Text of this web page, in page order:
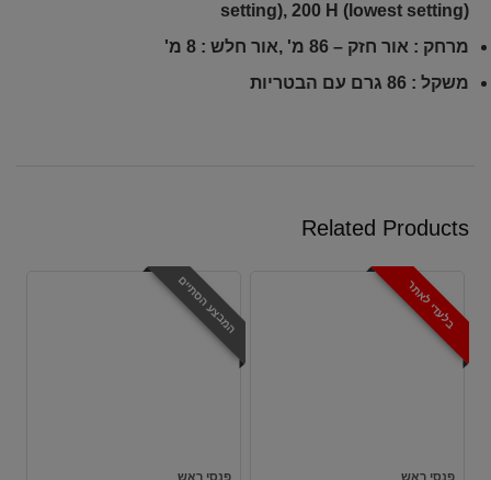
setting), 200 H (lowest setting)
מרחק : אור חזק – 86 מ' ,אור חלש : 8 מ'
משקל : 86 גרם עם הבטריות
Related Products
בלעדי לאתר
פנסי ראש
המבצע הסתיים
פנסי ראש